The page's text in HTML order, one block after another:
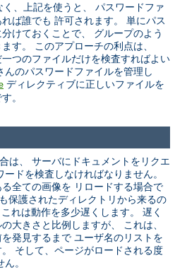
く、上記を使うと、 パスワードファ
ば誰でも 許可されます。 単にパス
けておくことで、 グループのよう
す。 このアプローチの利点は、
つのファイルだけを検査すればよい
のパスワードファイルを管理し
ディレクティブに正しいファイルを
。
は、 サーバにドキュメントをリクエ
ドを検査しなければなりません。
全ての画像を リロードする場合で
保護されたディレクトリから来るの
れは動作を多少遅くします。 遅く
大きさと比例しますが、 これは、
発見するまで ユーザ名のリストを
そして、ページがロードされる度
。